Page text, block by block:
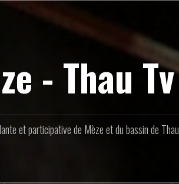
- Thau Tv
et participative de Mèze et du bassin de Thau